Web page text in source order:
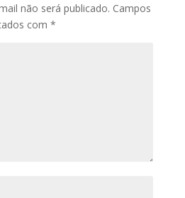
não será publicado. Campos
com *